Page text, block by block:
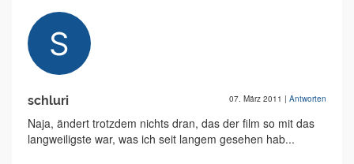
schluri 07. März 2011 | Antworten
Naja, ändert trotzdem nichts dran, das der film so mit das
langweiligste war, was ich seit langem gesehen hab...